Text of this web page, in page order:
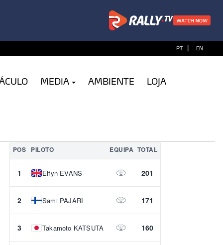
PT | EN
MEDIA AMBIENTE LOJA
POS PILOTO EQUIPA TOTAL
1 Elfyn EVANS 201
2 Sami PAJARI 171
3 Takamoto KATSUTA 160